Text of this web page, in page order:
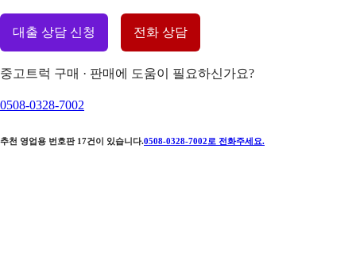
대출 상담 신청 전화 상담
중고트럭 구매 · 판매에 도움이 필요하신가요?
0508-0328-7002
추천 영업용 번호판 17건이 있습니다.0508-0328-7002 로 전화주세요.